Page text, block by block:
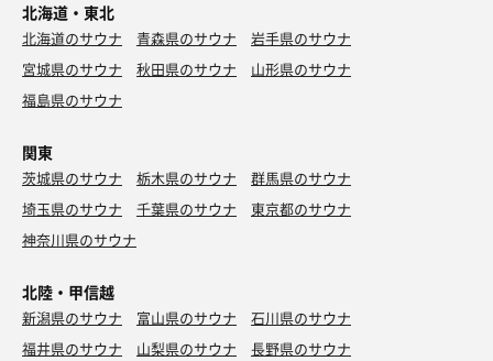
北海道・東北
北海道のサウナ 青森県のサウナ
岩手県のサウナ
宮城県のサウナ
秋田県のサウナ
山形県のサウナ
福島県のサウナ
関東
茨城県のサウナ 栃木県のサウナ
群馬県のサウナ
埼玉県のサウナ
千葉県のサウナ
東京都のサウナ
神奈川県のサウナ
北陸・甲信越
新潟県のサウナ 富山県のサウナ
石川県のサウナ
福井県のサウナ
山梨県のサウナ 長野県のサウナ